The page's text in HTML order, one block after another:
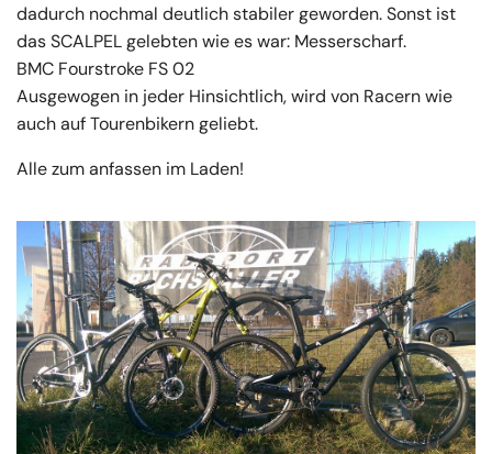
dadurch nochmal deutlich stabiler geworden. Sonst ist
das SCALPEL gelebten wie es war: Messerscharf.
BMC Fourstroke FS 02
Ausgewogen in jeder Hinsichtlich, wird von Racern wie
auch auf Tourenbikern geliebt.
Alle zum anfassen im Laden!